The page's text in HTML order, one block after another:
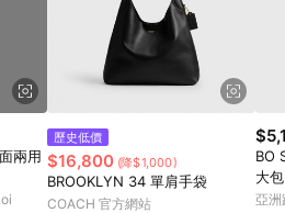
兩用
歷史低價
$16,800 (降$1,000)
BROOKLYN 34 單肩手袋
COACH 官方網站
BO
大
亞洲